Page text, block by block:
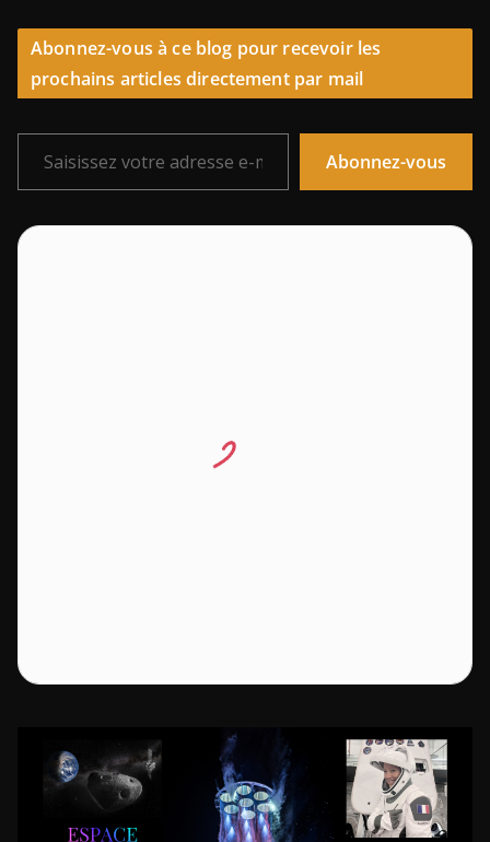
Abonnez-vous à ce blog pour recevoir les
prochains articles directement par mail
Saisissez votre adresse e-mail…
Abonnez-vous